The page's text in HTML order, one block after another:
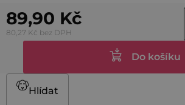
89,90 Kč
80,27 Kč bez DPH
Do košíku
Hlídat